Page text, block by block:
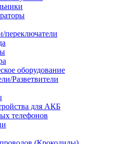
переключатели
оборудование
Разветвители
для АКБ
телефонов